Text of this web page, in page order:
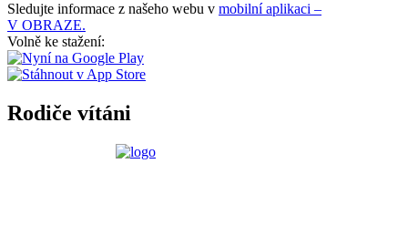
Sledujte informace z našeho webu v mobilní aplikaci –
V OBRAZE.
Volně ke stažení:
Rodiče vítáni